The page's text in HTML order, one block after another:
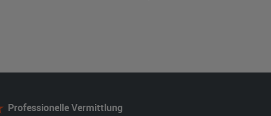
Professionelle Vermittlung